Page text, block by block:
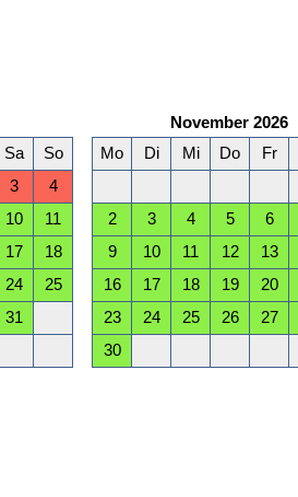
Sa
So
3
4
10
11
17
18
24
25
31
November 2026
Mo
Di Mi Do Fr
2
3 4 5 6
9
10 11 12 13
16
17 18 19 20
23
24 25 26 27
30